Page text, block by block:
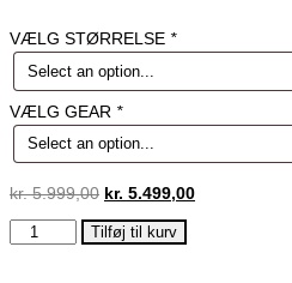
VÆLG STØRRELSE *
VÆLG GEAR *
kr.5.999,00 kr. 5.499,00
REMINGTON
DETOUR
Tilføj til kurv